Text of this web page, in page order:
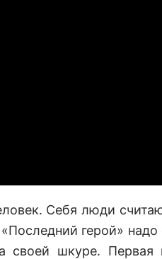
Себя люди
герой»
своей шкуре.